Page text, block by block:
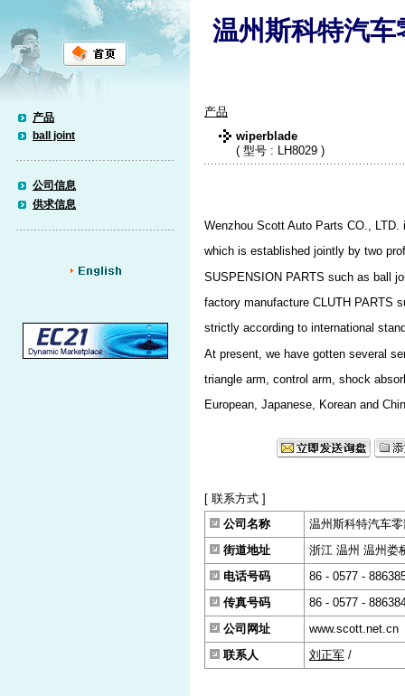
产品
ball joint
公司信息
供求信息
温州斯科特汽
产品
wiperblade
( 型号 : LH8029 )
Wenzhou Scott Auto Parts CO.,
which is established jointly by two
SUSPENSION PARTS such as ball
factory manufacture CLUTH PARTS
strictly according to international
At present, we have gotten several
triangle arm, control arm, shock
European, Japanese, Korean and
[ 联系方式 ]
公司名称
温州斯科特汽车
街道地址
浙江 温州 温州娄
电话号码
86 - 0577 -
传真号码
86 - 0577 -
公司网址
www.scott.net.cn
联系人
刘正军 /